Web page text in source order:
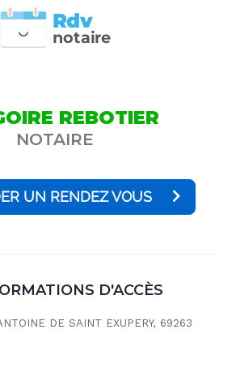
notaire
Rdv
REBOTIER
NOTAIRE
UN RENDEZ VOUS
D'ACCÈS
DE SAINT EXUPERY, 69263